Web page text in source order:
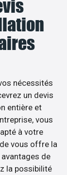
nécessités
un devis
entière et
vous
à votre
vous offre la
de
la possibilité